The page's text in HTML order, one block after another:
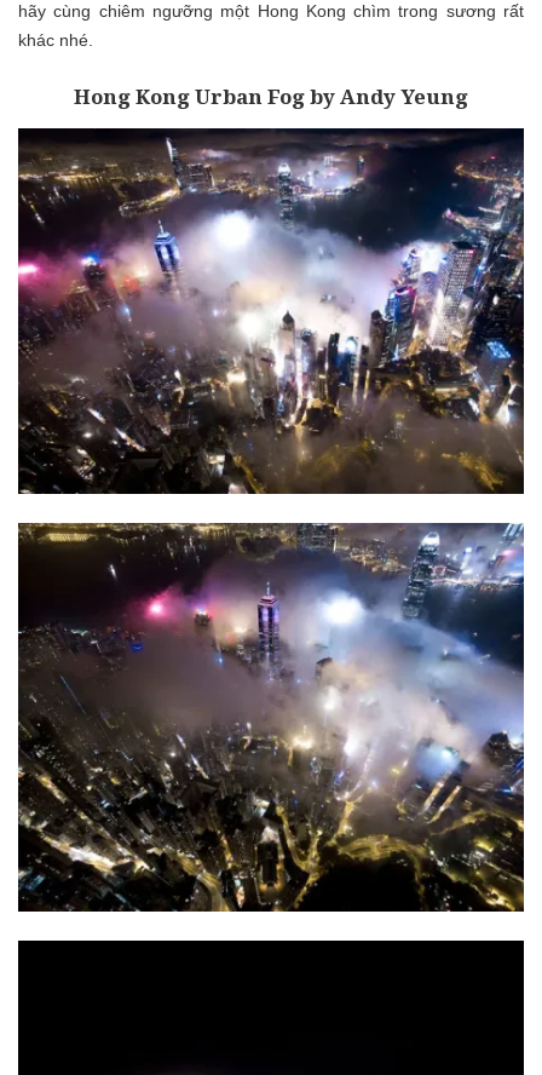
hãy cùng chiêm ngưỡng một Hong Kong chìm trong sương rất
khác nhé.
Hong Kong Urban Fog by Andy Yeung